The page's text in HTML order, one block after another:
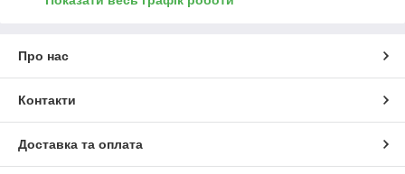
Про нас
Контакти
Доставка та оплата